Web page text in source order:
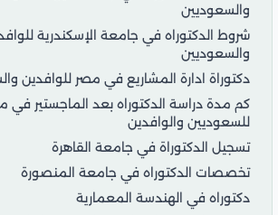
والسعوديين
شروط الدكتوراه في جامعة الإسكندرية
والسعوديين
دكتوراة ادارة المشاريع في مصر للوافدين
كم مدة دراسة الدكتوراه بعد الماجستير في
للسعوديين والوافدين
تسجيل الدكتوراة في جامعة القاهرة
تخصصات الدكتوراه في جامعة المنصورة
دكتوراه في الهندسة المعمارية